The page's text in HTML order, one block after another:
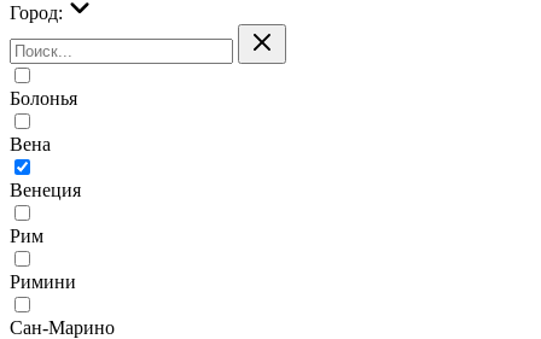
Город:
Болонья
Вена
Венеция
Рим
Римини
Сан-Марино